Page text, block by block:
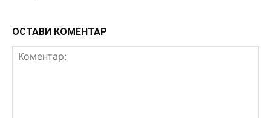
ОСТАВИ КОМЕНТАР